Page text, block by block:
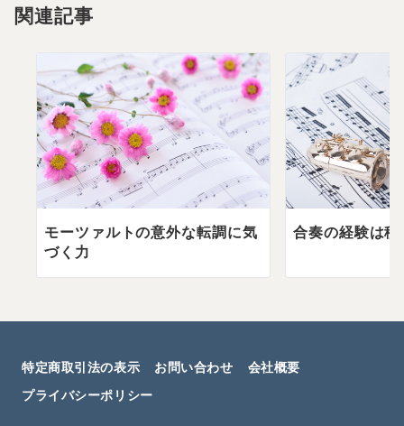
ョ
関連記事
モーツァルトの意外な転調に気
づく力
合奏の経験は積
特定商取引法の表示 お問い合わせ
会社概要
プライバシーポリシー